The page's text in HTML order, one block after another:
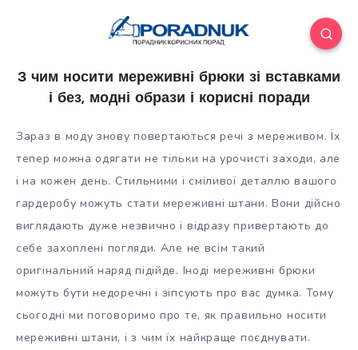
З чим носити мереживні брюки зі вставками
і без, модні образи і корисні поради
Зараз в моду знову повертаються речі з мереживом. Їх
тепер можна одягати не тільки на урочисті заходи, але
і на кожен день. Стильними і сміливої деталлю вашого
гардеробу можуть стати мереживні штани. Вони дійсно
виглядають дуже незвично і відразу привертають до
себе захоплені погляди. Але не всім такий
оригінальний наряд підійде. Іноді мереживні брюки
можуть бути недоречні і зіпсують про вас думка. Тому
сьогодні ми поговоримо про те, як правильно носити
мереживні штани, і з чим їх найкраще поєднувати.